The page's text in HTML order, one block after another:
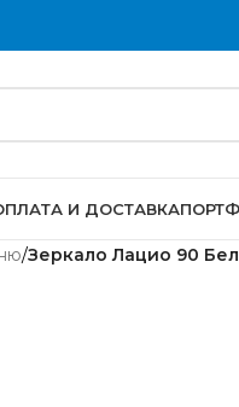
И ДОСТАВКА
/Зеркало Лацио 90